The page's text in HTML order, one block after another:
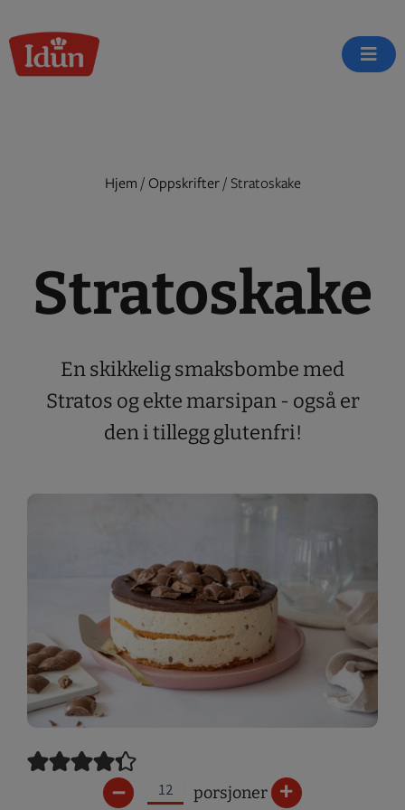
to
content
Hjem / Oppskrifter/ Stratoskake
Stratoskake
En skikkelig smaksbombe med
Stratos og ekte marsipan - også er
den i tillegg glutenfri!
porsjoner
– +